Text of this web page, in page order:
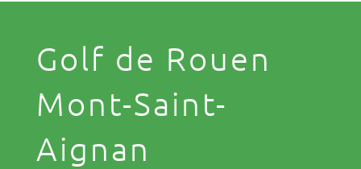
Golf de Rouen
Mont-Saint-
Aignan